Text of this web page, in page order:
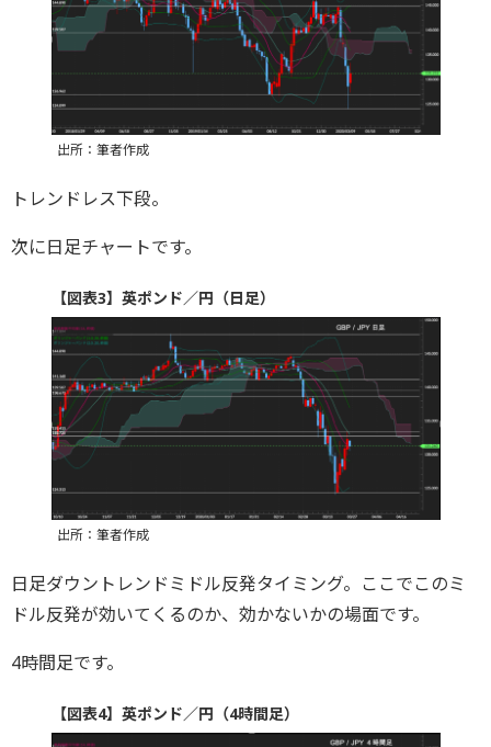
出所：筆者作成
トレンドレス下段。
次に日足チャートです。
【図表3】英ポンド／円（日足）
出所：筆者作成
日足ダウントレンドミドル反発タイミング。ここでこのミ
ドル反発が効いてくるのか、効かないかの場面です。
4時間足です。
【図表4】英ポンド／円（4時間足）